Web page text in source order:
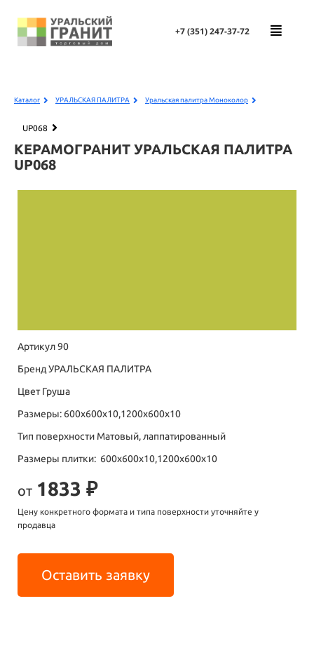
+7 (351)247-37-72
Каталог УРАЛЬСКАЯ ПАЛИТРА Уральская палитра Моноколор
UP068
КЕРАМОГРАНИТ УРАЛЬСКАЯ ПАЛИТРА
UP068
Артикул 90
Бренд УРАЛЬСКАЯ ПАЛИТРА
Цвет Груша
Размеры: 600х600х10,1200х600х10
Тип поверхности Матовый, лаппатированный
Размеры плитки: 600х600х10,1200х600х10
от 1833 ₽
Цену конкретного формата и типа поверхности уточняйте у
продавца
Оставить заявку